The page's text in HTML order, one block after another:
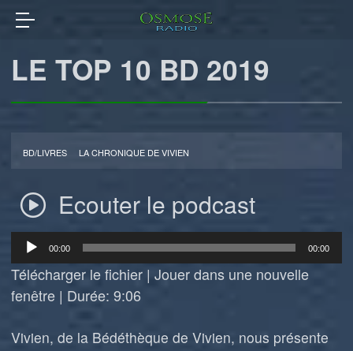
LE TOP 10 BD 2019
BD/LIVRES LA CHRONIQUE DE VIVIEN
Ecouter le podcast
Lecteur
audio
00:00 00:00
Télécharger le fichier |Jouer dans une nouvelle
fenêtre | Durée: 9:06
Vivien, de la Bédéthèque de Vivien, nous présente